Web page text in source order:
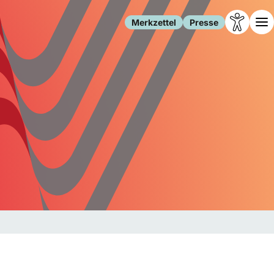
Merkzettel Presse
Leben
Familie
Freizeit
Gesundheit
Internet
Gesellschaft
Forschung
Migration
Polizei